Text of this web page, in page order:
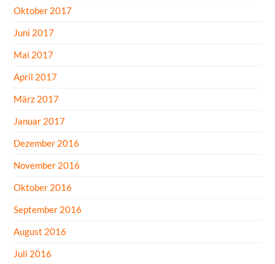
Oktober 2017
Juni 2017
Mai 2017
April 2017
März 2017
Januar 2017
Dezember 2016
November 2016
Oktober 2016
September 2016
August 2016
Juli 2016